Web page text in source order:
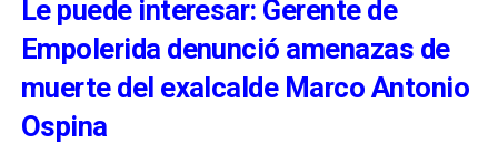
Le puede interesar: Gerente de
Empolerida denunció amenazas de
muerte del exalcalde Marco Antonio
Ospina